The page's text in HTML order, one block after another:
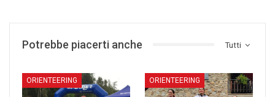
Tutti
Potrebbe piacerti anche
ORIENTEERING ORIENTEERING